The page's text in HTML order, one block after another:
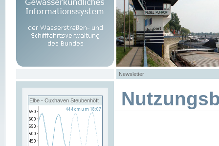
Newsletter
Elbe - Cuxhaven Steubenhöft